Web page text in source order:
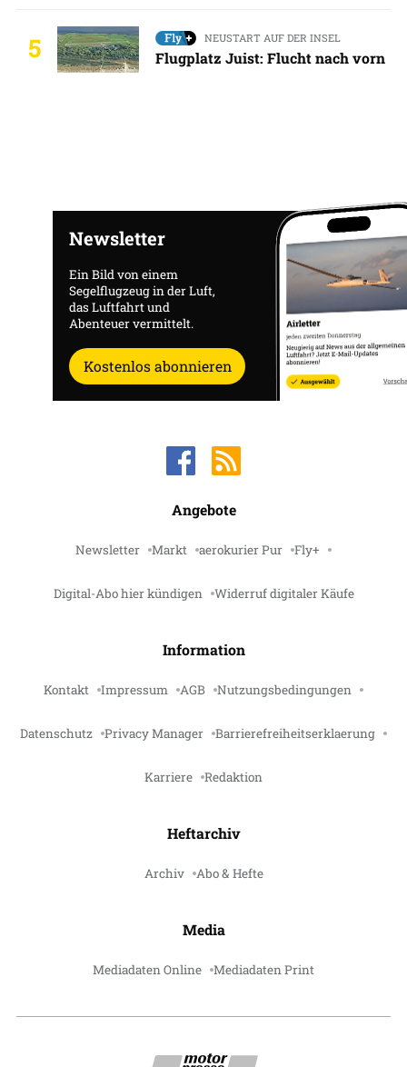
5 NEUSTART AUF DER INSEL
Flugplatz Juist: Flucht nach vorn
Newsletter
Ein Bild von einem
Segelflugzeug in der Luft,
das Luftfahrt und
Abenteuer vermittelt.
Kostenlos abonnieren
Angebote
Newsletter Markt aerokurier Pur Fly+
Digital-Abo hier kündigen Widerruf digitaler Käufe
Information
Kontakt Impressum AGB Nutzungsbedingungen
Datenschutz Privacy Manager Barrierefreiheitserklaerung
Karriere Redaktion
Heftarchiv
Archiv Abo & Hefte
Media
Mediadaten Online Mediadaten Print